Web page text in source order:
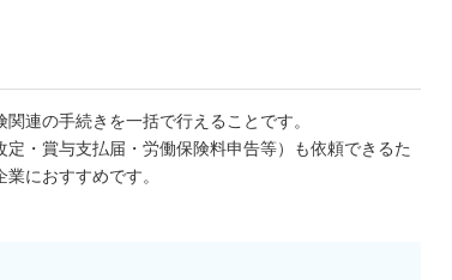
連の手続きを一括で行えることです。
・賞与支払届・労働保険料申告等）も依頼できるた
におすすめです。